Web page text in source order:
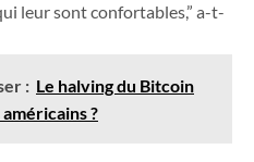
leur sont confortables,” a-t-
: Le halving du Bitcoin
?